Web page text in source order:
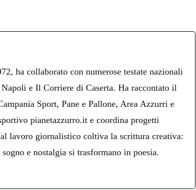
ha collaborato con numerose testate nazionali
e Il Corriere di Caserta. Ha raccontato il
Sport, Pane e Pallone, Area Azzurri e
pianetazzurro.it e coordina progetti
lavoro giornalistico coltiva la scrittura creativa:
e nostalgia si trasformano in poesia.